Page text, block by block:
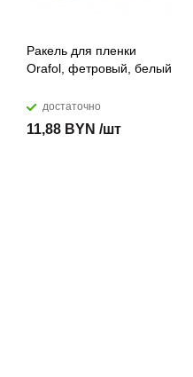
Ракель для пленки
Orafol, фетровый, белый
достаточно
11,88 BYN /шт